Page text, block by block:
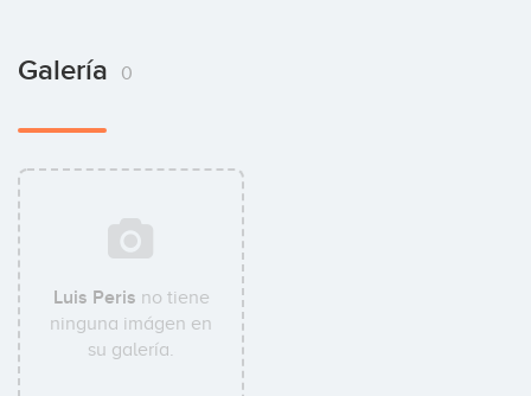
Galería 0
Luis Peris no tiene
ninguna imágen en
su galería.